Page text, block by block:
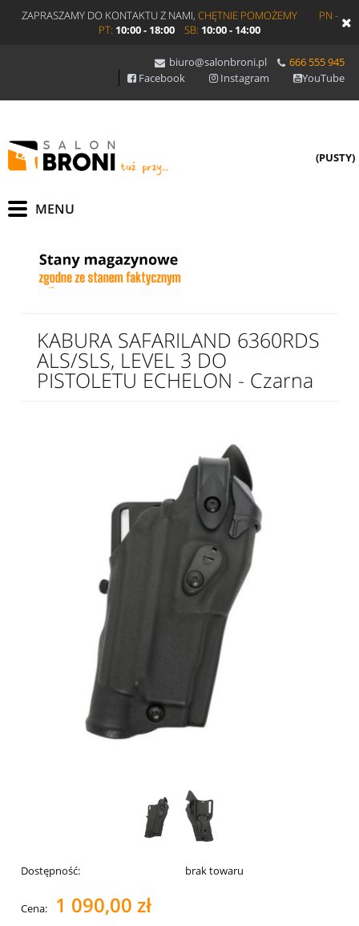
ZAPRASZAMY DO KONTAKTU Z NAMI, CHĘTNIE POMOŻEMY
PN -
PT: 10:00 - 18:00 SB: 10:00 - 14:00
biuro@salonbroni.pl
666 555 945
Facebook
Instagram YouTube
(PUSTY)
KABURA SAFARILAND 6360RDS
ALS/SLS, LEVEL 3 DO
PISTOLETU ECHELON - Czarna
Dostępność: brak towaru
Cena: 1 090,00 zł